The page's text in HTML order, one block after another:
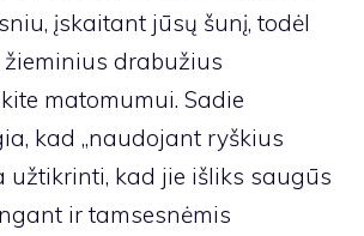
įskaitant jūsų šunį, todėl
drabužius
matomumui. Sadie
kad „naudojant ryškius
užtikrinti, kad jie išliks saugūs
ir tamsesnėmis